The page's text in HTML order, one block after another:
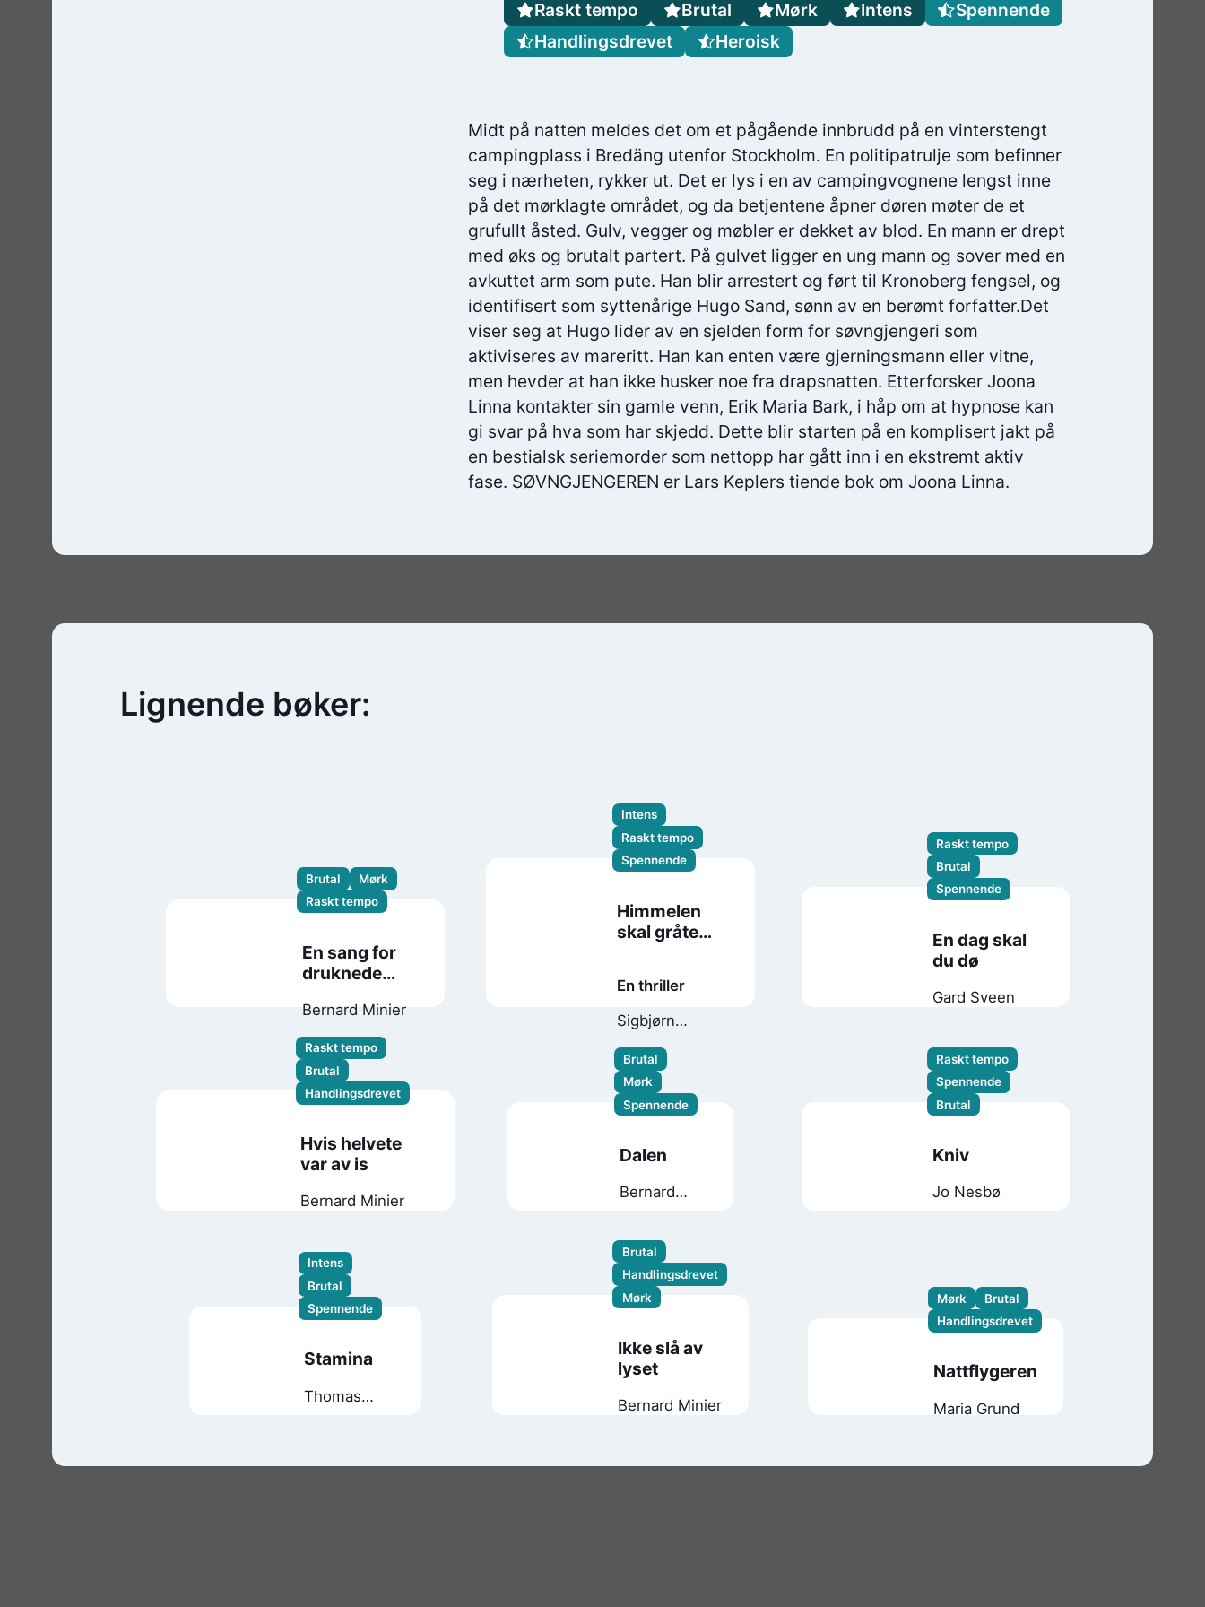
Midt på natten meldes det om et pågående innbrudd på en vinterstengt
campingplass i Bredäng utenfor Stockholm. En politipatrulje som befinner
seg i nærheten, rykker ut. Det er lys i en av campingvognene lengst inne
på det mørklagte området, og da betjentene åpner døren møter de et
grufullt åsted. Gulv, vegger og møbler er dekket av blod. En mann er drept
med øks og brutalt partert. På gulvet ligger en ung mann og sover med en
avkuttet arm som pute. Han blir arrestert og ført til Kronoberg fengsel, og
identifisert som syttenårige Hugo Sand, sønn av en berømt forfatter.Det
viser seg at Hugo lider av en sjelden form for søvngjengeri som
aktiviseres av mareritt. Han kan enten være gjerningsmann eller vitne,
men hevder at han ikke husker noe fra drapsnatten. Etterforsker Joona
Linna kontakter sin gamle venn, Erik Maria Bark, i håp om at hypnose kan
gi svar på hva som har skjedd. Dette blir starten på en komplisert jakt på
en bestialsk seriemorder som nettopp har gått inn i en ekstremt aktiv
fase. SØVNGJENGEREN er Lars Keplers tiende bok om Joona Linna.
Raskt tempo Brutal Mørk Intens
Spennende
Handlingsdrevet
Heroisk
Lignende bøker:
Brutal
Mørk
Raskt tempo
En sang for
druknede
Bernard Minier
Intens
Raskt tempo
Spennende
Himmelen
skal gråte
En thriller
Sigbjørn
Raskt tempo
Brutal
Spennende
En dag skal
du dø
Gard Sveen
Raskt tempo
Brutal
Handlingsdrevet
Hvis helvete
var av is
Bernard Minier
Brutal
Mørk
Spennende
Dalen
Bernard
Raskt tempo
Spennende
Brutal
Kniv
Jo Nesbø
Intens
Brutal
Spennende
Stamina
Thomas
Brutal
Handlingsdrevet
Mørk
Ikke slå av
lyset
Bernard Minier
Mørk
Brutal
Handlingsdrevet
Nattflygeren
Maria Grund